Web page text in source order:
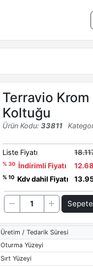
Terravio
Koltuğu
Ürün Kodu: 33811
Liste Fiyatı
% 30 İndirimli Fiyatı
% 10 Kdv dahil Fiyatı
Üretim / Tedarik Süresi
Oturma Yüzeyi
Sırt Yüzeyi